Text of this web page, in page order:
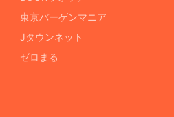
東京バーゲンマニア
Jタウンネット
ゼロまる